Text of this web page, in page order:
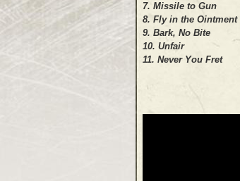
7. Missile to Gun
8. Fly in the Ointment
9. Bark, No Bite
10. Unfair
11. Never You Fret